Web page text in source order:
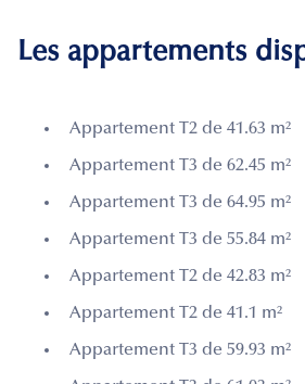
Les appartements
Appartement T2 de 41.63 m²
Appartement T3 de 62.45 m²
Appartement T3 de 64.95 m²
Appartement T3 de 55.84 m²
Appartement T2 de 42.83 m²
Appartement T2 de 41.1 m²
Appartement T3 de 59.93 m²